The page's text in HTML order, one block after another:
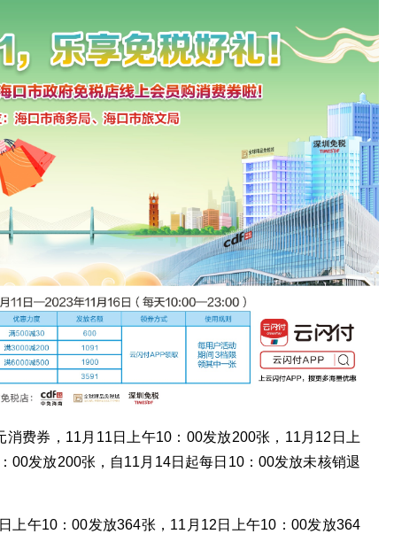
费券，11月11日上午10：00发放200张，11月12日上
00发放200张，自11月14日起每日10：00发放未核销退
午10：00发放364张，11月12日上午10：00发放364